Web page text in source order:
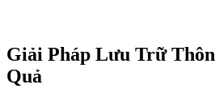
Giải Pháp Lưu Trữ
Quả